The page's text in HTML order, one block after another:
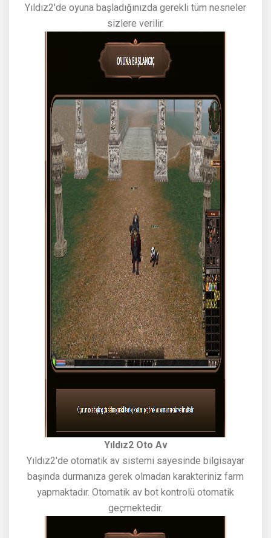
Yıldız2'de oyuna başladığınızda gerekli tüm nesneler
sizlere verilir.
Yıldız2 Oto Av
Yıldız2'de otomatik av sistemi sayesinde bilgisayar
başında durmanıza gerek olmadan karakteriniz farm
yapmaktadır. Otomatik av bot kontrolü otomatik
geçmektedir.